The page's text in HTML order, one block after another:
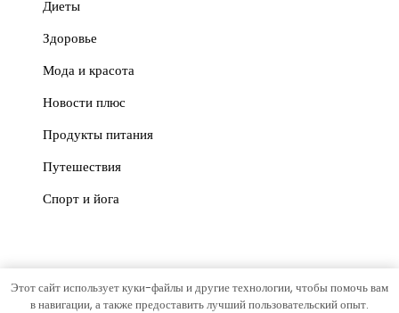
Диеты
Здоровье
Мода и красота
Новости плюс
Продукты питания
Путешествия
Спорт и йога
Copyright © 2026Красота и пользаТема News Store от
Этот сайт использует куки-файлы и другие технологии, чтобы помочь вам
в навигации, а также предоставить лучший пользовательский опыт.